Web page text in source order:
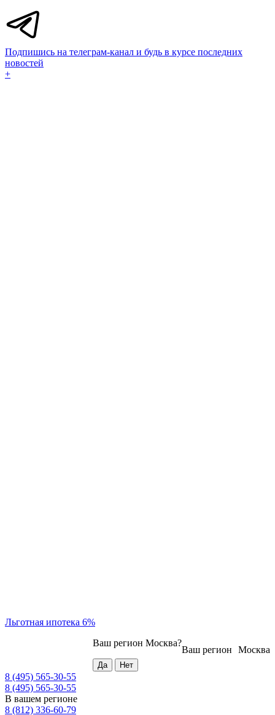
Подпишись на телеграм-канал и будь в курсе последних
новостей
+
Льготная ипотека 6%
Москва
Ваш регион
Ваш регион Москва?
8 (495) 565-30-55
8 (495) 565-30-55
В вашем регионе
8 (812) 336-60-79